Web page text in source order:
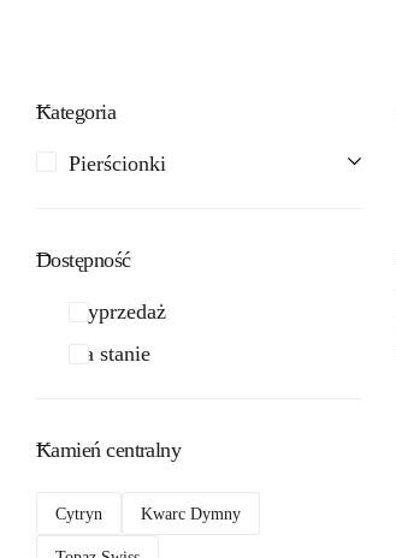
Kategoria
Pierścionki
Dostępność
Wyprzedaż
Na stanie
Kamień centralny
Cytryn Kwarc Dymny